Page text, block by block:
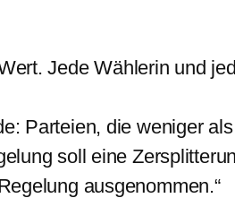
Jede Wählerin und
Parteien, die weniger
soll eine
ausgenommen.“